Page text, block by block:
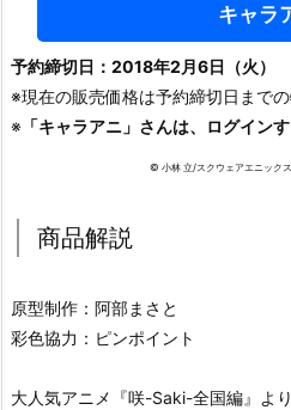
キャラ
予約締切日：2018年2月6日（火）
※現在の販売価格は予約締切日までの
※ 「キャラアニ」さんは、ログイン
© 小林 立/スクウェアエニック
商品解説
原型制作：阿部まさと
彩色協力：ピンポイント
大人気アニメ『咲-Saki-全国編』よ